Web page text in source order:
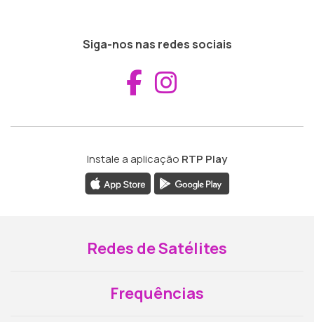
Siga-nos nas redes sociais
Aceder ao
Instale a aplicação RTP Play
Redes de Satélites
Frequências